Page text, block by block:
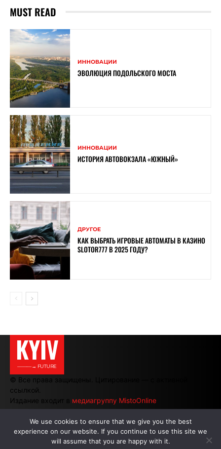
MUST READ
ИННОВАЦИИ
ЭВОЛЮЦИЯ ПОДОЛЬСКОГО МОСТА
ИННОВАЦИИ
ИСТОРИЯ АВТОВОКЗАЛА «ЮЖНЫЙ»
ДРУГОЕ
КАК ВЫБРАТЬ ИГРОВЫЕ АВТОМАТЫ В КАЗИНО
SLOTOR777 В 2025 ГОДУ?
KYIV
———→ FUTURE
© Все права защищены. Цитирование — с активной
ссылкой.
Издание входит в медиагруппу MistoOnline
АВТОРЫ | РЕКЛАМА НА САЙТЕ
We use cookies to ensure that we give you the best
experience on our website. If you continue to use this site we
will assume that you are happy with it.